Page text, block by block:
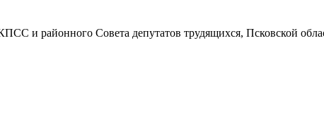
и районного Совета депутатов трудящихся, Псковской